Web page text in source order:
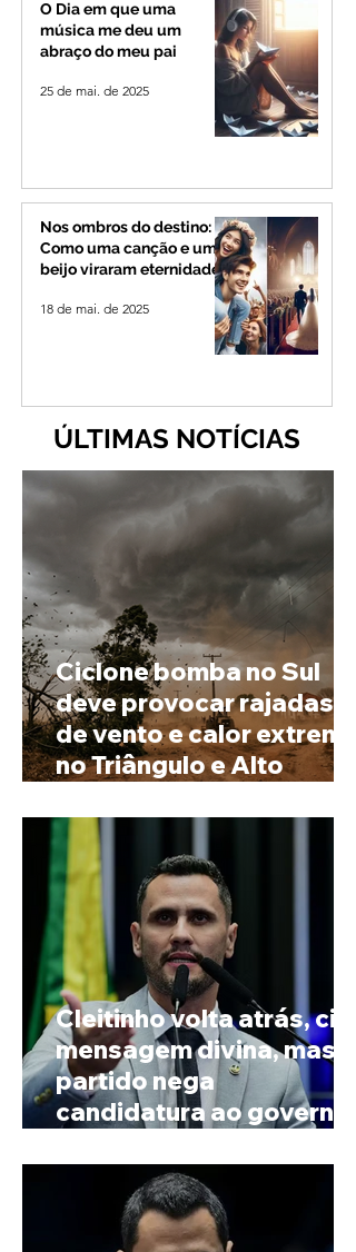
região
O Dia em que uma
música me deu um
abraço do meu pai
25 de mai. de 2025
Nos ombros do destino:
Como uma canção e um
beijo viraram eternidade
18 de mai. de 2025
ÚLTIMAS NOTÍCIAS
Ciclone bomba no Sul
deve provocar rajadas
de vento e calor extremo
no Triângulo e Alto
Cleitinho volta atrás, cita
mensagem divina, mas
partido nega
candidatura ao governo